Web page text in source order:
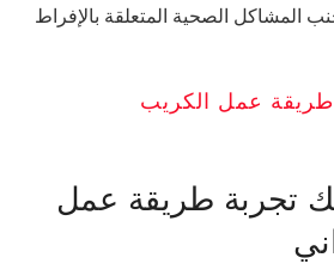
المشاكل الصحية المتعلقة بالإفراط
طريقة عمل الكريب
تجربة طريقة عمل